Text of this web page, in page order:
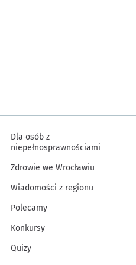
Dla osób z
niepełnosprawnościami
Zdrowie we Wrocławiu
Wiadomości z regionu
Polecamy
Konkursy
Quizy